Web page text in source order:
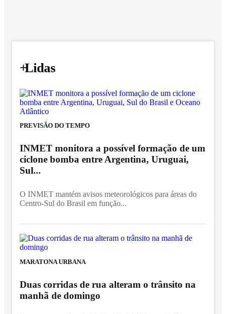
+
Lidas
PREVISÃO DO TEMPO
INMET monitora a possível formação de um
ciclone bomba entre Argentina, Uruguai,
Sul...
O INMET mantém avisos meteorológicos para áreas do
Centro-Sul do Brasil em função...
MARATONA URBANA
Duas corridas de rua alteram o trânsito na
manhã de domingo